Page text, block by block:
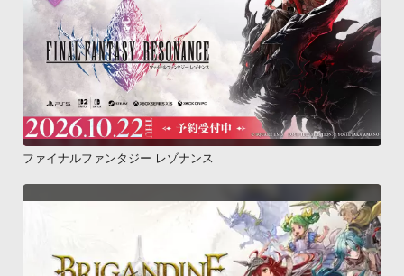
ファイナルファンタジー レゾナンス